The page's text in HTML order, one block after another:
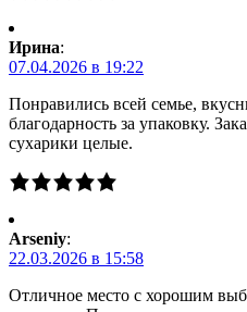
Ирина:
07.04.2026 в 19:22
Понравились всей семье,
благодарность за упаковку.
сухарики целые.
Arseniy:
22.03.2026 в 15:58
Отличное место с хорошим